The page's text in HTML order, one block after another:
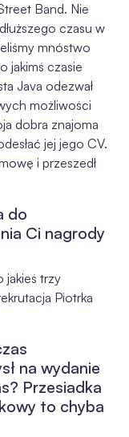
Band. Nie
czasu w
mnóstwo
jakimś czasie
Java odezwał
możliwości
dobra znajoma
jej jego CV.
i przeszedł
do
Ci nagrody
jakieś trzy
Piotrka
na wydanie
Przesiadka
to chyba